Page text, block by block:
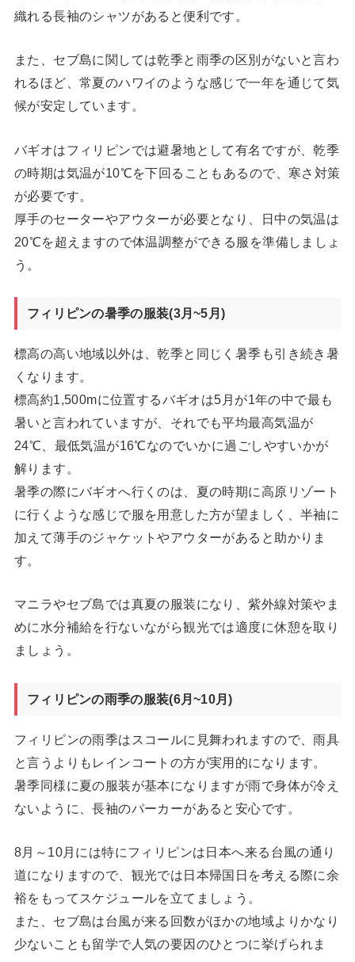
織れる長袖のシャツがあると便利です。
また、セブ島に関しては乾季と雨季の区別がないと言わ
れるほど、常夏のハワイのような感じで一年を通じて気
候が安定しています。
バギオはフィリピンでは避暑地として有名ですが、乾季
の時期は気温が10℃を下回ることもあるので、寒さ対策
が必要です。
厚手のセーターやアウターが必要となり、日中の気温は
20℃を超えますので体温調整ができる服を準備しましょ
う。
フィリピンの暑季の服装(3月~5月)
標高の高い地域以外は、乾季と同じく暑季も引き続き暑
くなります。
標高約1,500mに位置するバギオは5月が1年の中で最も
暑いと言われていますが、それでも平均最高気温が
24℃、最低気温が16℃なのでいかに過ごしやすいかが
解ります。
暑季の際にバギオへ行くのは、夏の時期に高原リゾート
に行くような感じで服を用意した方が望ましく、半袖に
加えて薄手のジャケットやアウターがあると助かりま
す。
マニラやセブ島では真夏の服装になり、紫外線対策やま
めに水分補給を行ないながら観光では適度に休憩を取り
ましょう。
フィリピンの雨季の服装(6月~10月)
フィリピンの雨季はスコールに見舞われますので、雨具
と言うよりもレインコートの方が実用的になります。
暑季同様に夏の服装が基本になりますが雨で身体が冷え
ないように、長袖のパーカーがあると安心です。
8月～10月には特にフィリピンは日本へ来る台風の通り
道になりますので、観光では日本帰国日を考える際に余
裕をもってスケジュールを立てましょう。
また、セブ島は台風が来る回数がほかの地域よりかなり
少ないことも留学で人気の要因のひとつに挙げられま